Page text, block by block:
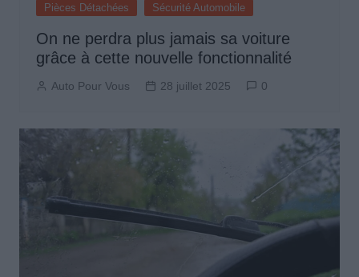
Pièces Détachées Sécurité Automobile
On ne perdra plus jamais sa voiture
grâce à cette nouvelle fonctionnalité
Auto Pour Vous 28 juillet 2025 0